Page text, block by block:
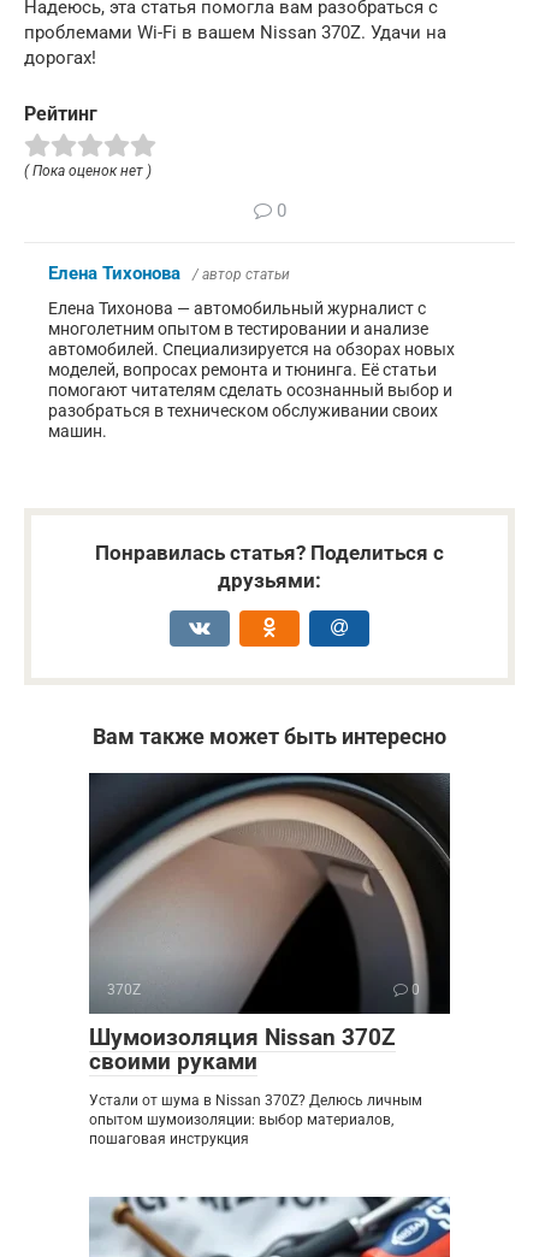
Надеюсь, эта статья помогла вам разобраться с
проблемами Wi-Fi в вашем Nissan 370Z. Удачи на
дорогах!
Рейтинг
( Пока оценок нет )
0
Елена Тихонова / автор статьи
Елена Тихонова — автомобильный журналист с
многолетним опытом в тестировании и анализе
автомобилей. Специализируется на обзорах новых
моделей, вопросах ремонта и тюнинга. Её статьи
помогают читателям сделать осознанный выбор и
разобраться в техническом обслуживании своих
машин.
Понравилась статья? Поделиться с
друзьями:
Вам также может быть интересно
370Z 0
Шумоизоляция Nissan 370Z
своими руками
Устали от шума в Nissan 370Z? Делюсь личным
опытом шумоизоляции: выбор материалов,
пошаговая инструкция